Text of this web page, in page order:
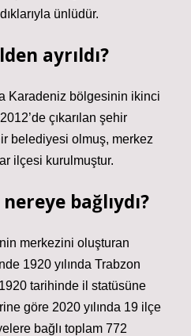
ünlüdür.
ayrıldı?
Karadeniz bölgesinin ikinci
çıkarılan şehir
belediyesi olmuş, merkez
ilçesi kurulmuştur.
bağlıydı?
merkezini oluşturan
1920 yılında Trabzon
tarihinde il statüsüne
göre 2020 yılında 19 ilçe
bağlı toplam 772